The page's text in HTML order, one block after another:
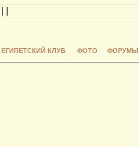
ЕГИПЕТСКИЙ КЛУБ ФОТО ФОРУМЫ